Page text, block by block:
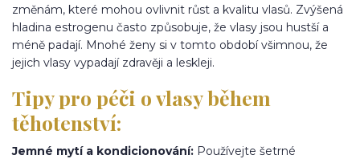
změnám, které mohou ovlivnit růst a kvalitu vlasů. Zvýšená
hladina estrogenu často způsobuje, že vlasy jsou hustší a
méně padají. Mnohé ženy si v tomto období všimnou, že
jejich vlasy vypadají zdravěji a leskleji.
Tipy pro péči o vlasy během
těhotenství:
Jemné mytí a kondicionování: Používejte šetrné